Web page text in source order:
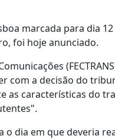
marcada para dia
foi hoje anunciado.
com a decisão do
as características do
dia em que deveria